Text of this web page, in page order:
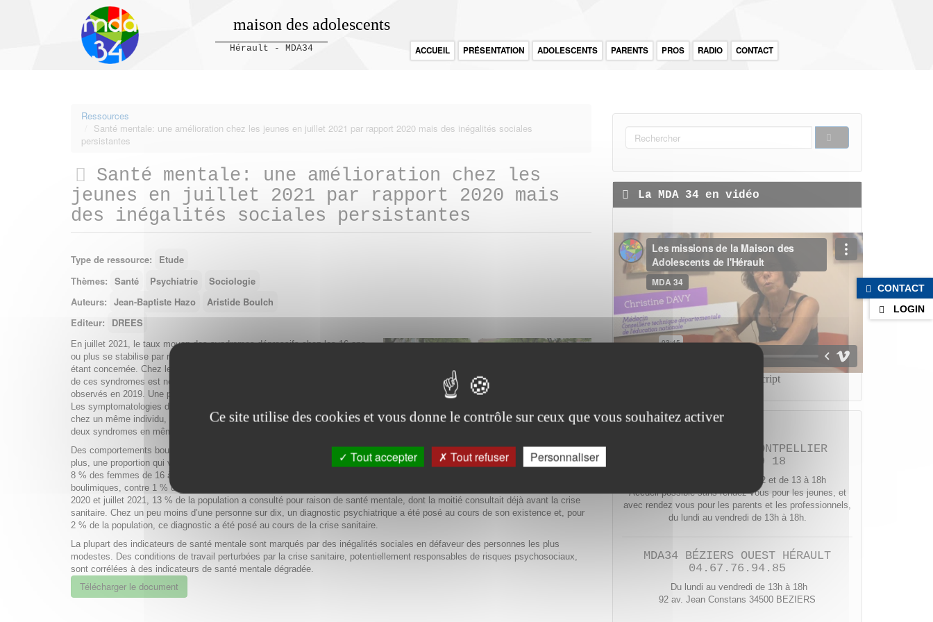
maison des adolescents
Hérault - MDA34 ACCUEIL PRÉSENTATION ADOLESCENTS PARENTS PROS RADIO CONTACT
Ressources
Santé mentale: une amélioration chez les jeunes en juillet 2021 par rapport 2020 mais des inégalités sociales
persistantes
Santé mentale: une amélioration chez les
jeunes en juillet 2021 par rapport 2020 mais
des inégalités sociales persistantes
Type de ressource:
Etude
Thèmes: Santé Psychiatrie
Sociologie
Auteurs: Jean-Baptiste Hazo
Aristide Boulch
Editeur:
DREES
En juillet 2021, le taux moyen des syndromes dépressifs chez les 16 ans
ou plus se stabilise par rapport à novembre 2020, une personne sur dix
étant concernée. Chez les jeunes de 16 à 24 ans, le recul de la prévalence
de ces syndromes est notable, sans toutefois retrouver les niveaux
observés en 2019. Une personne sur dix présente un syndrome anxieux.
Les symptomatologies dépressives et anxieuses sont souvent mêlées
chez un même individu, plus d’une personne sur vingt est affectée des
deux syndromes en même temps.
Des comportements boulimiques sont déclarés par 4 % des 16 ans ou
plus, une proportion qui varie beaucoup selon les âges et le sexe : près de
8 % des femmes de 16 à 24 ans déclarent des comportements
boulimiques, contre 1 % des personnes de 65 ans ou plus. Entre mars
2020 et juillet 2021, 13 % de la population a consulté pour raison de santé mentale, dont la moitié consultait déjà avant la crise
sanitaire. Chez un peu moins d’une personne sur dix, un diagnostic psychiatrique a été posé au cours de son existence et, pour
2 % de la population, ce diagnostic a été posé au cours de la crise sanitaire.
La plupart des indicateurs de santé mentale sont marqués par des inégalités sociales en défaveur des personnes les plus
modestes. Des conditions de travail perturbées par la crise sanitaire, potentiellement responsables de risques psychosociaux,
sont corrélées à des indicateurs de santé mentale dégradée.
Télécharger le document
FORMULAIRE
RECHERCHE
La MDA 34 en vidéo
Nous contacter
MDA 34 SITE DE MONTPELLIER
04 67 92 99 18
Secrétariat ouvert de 10 à 12 et de 13 à 18h
Accueil possible sans rendez vous pour les jeunes, et
avec rendez vous pour les parents et les professionnels,
du lundi au vendredi de 13h à 18h.
MDA34 BÉZIERS OUEST HÉRAULT
04.67.76.94.85
Du lundi au vendredi de 13h à 18h
92 av. Jean Constans 34500 BEZIERS
CONTACT
LOGIN
Ce site utilise des cookies et vous donne le contrôle sur ceux que vous souhaitez activer
Tout accepter Tout refuser Personnaliser